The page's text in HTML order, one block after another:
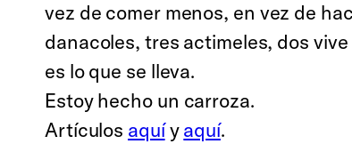
vez de comer menos, en vez de
danacoles, tres actimeles, dos
es lo que se lleva.
Estoy hecho un carroza.
Artículos aquíyaquí.